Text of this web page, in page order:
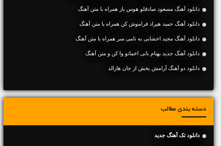
دانلود آهنگ مسعود صادقلو هوس باز همراه با متن آهنگ
دانلود آهنگ حمید هیراد فراموش کن همراه با متن آهنگ
دانلود آهنگ مجید اخشابی به نامی سر همراه با متن آهنگ
دانلود آهنگ جديد بهنام بانی اخماتو وا کن و متن آهنگ
دانلود دو آهنگ آرامش بخش از جان هارالد
دسته بندی مطالب
دانلود تک آهنگ جدید